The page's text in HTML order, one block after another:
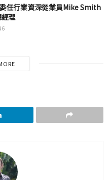
任行業資深從業員Mike Smith
理